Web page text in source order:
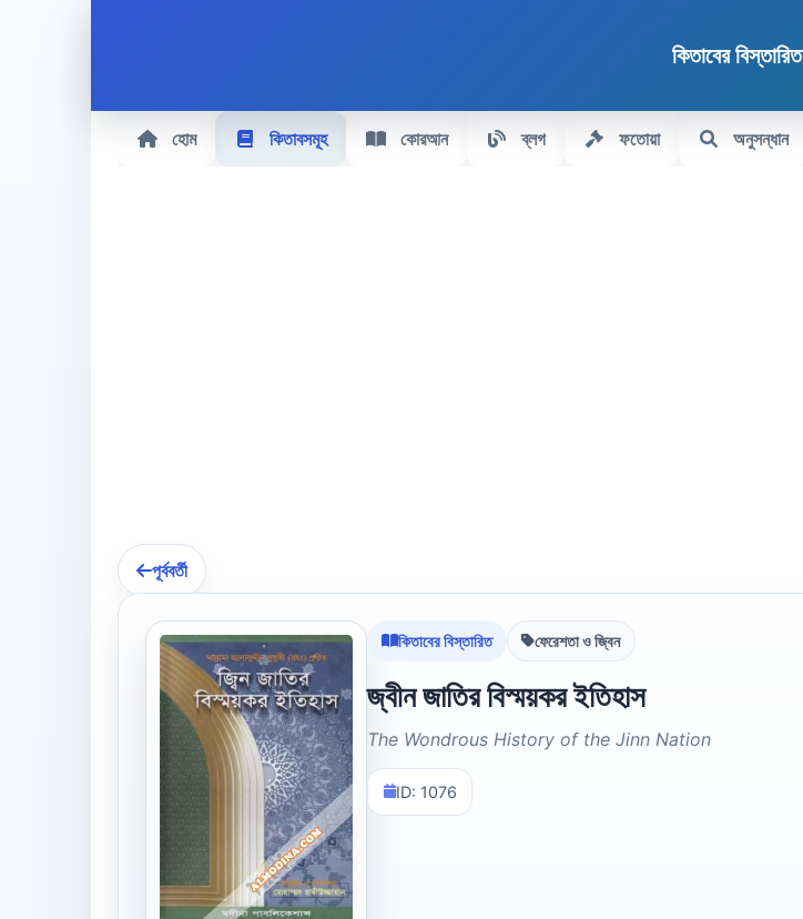
কিতাবের বিস্তারিত
হোম কিতাবসমূহ কোরআন ব্লগ ফতোয়া অনুসন্ধান
পূর্ববর্তী
কিতাবের বিস্তারিত ফেরেশতা ও জ্বিন
জ্বীন জাতির বিস্ময়কর ইতিহাস
The Wondrous History of the Jinn Nation
ID: 1076